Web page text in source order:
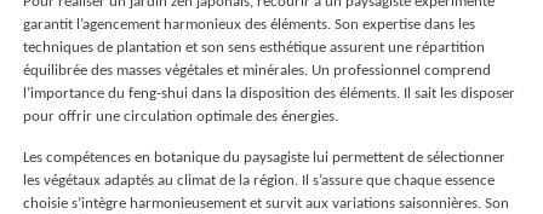
garantit l’agencement harmonieux des éléments. Son expertise dans les
techniques de plantation et son sens esthétique assurent une répartition
équilibrée des masses végétales et minérales. Un professionnel comprend
l’importance du feng-shui dans la disposition des éléments. Il sait les disposer
pour offrir une circulation optimale des énergies.
Les compétences en botanique du paysagiste lui permettent de sélectionner
les végétaux adaptés au climat de la région. Il s’assure que chaque essence
choisie s’intègre harmonieusement et survit aux variations saisonnières. Son